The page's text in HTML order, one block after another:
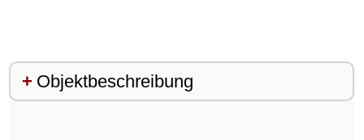
Objektbeschreibung